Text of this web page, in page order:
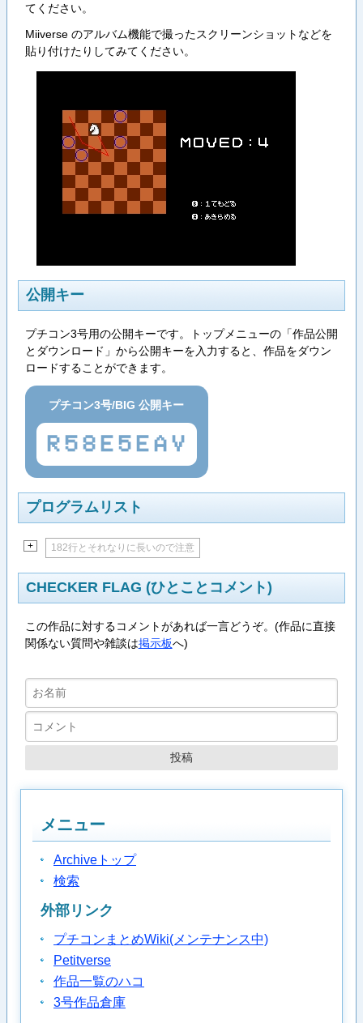
てください。
Miiverse のアルバム機能で撮ったスクリーンショットなどを
貼り付けたりしてみてください。
公開キー
プチコン3号用の公開キーです。トップメニューの「作品公開
とダウンロード」から公開キーを入力すると、作品をダウン
ロードすることができます。
プチコン3号/BIG 公開キー
R58E5EAV
プログラムリスト
+ 182行とそれなりに長いので注意
CHECKER FLAG (ひとことコメント)
この作品に対するコメントがあれば一言どうぞ。(作品に直接
関係ない質問や雑談は掲示板へ)
メニュー
Archiveトップ
検索
外部リンク
プチコンまとめWiki(メンテナンス中)
Petitverse
作品一覧のハコ
3号作品倉庫